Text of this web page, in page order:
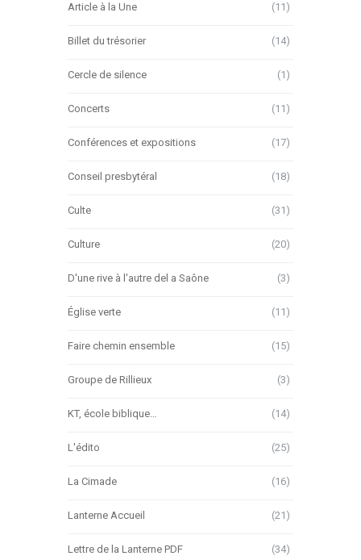
Article à la Une (11)
Billet du trésorier (14)
Cercle de silence (1)
Concerts (11)
Conférences et expositions (17)
Conseil presbytéral (18)
Culte (31)
Culture (20)
D'une rive à l'autre del a Saône (3)
Église verte (11)
Faire chemin ensemble (15)
Groupe de Rillieux (3)
KT, école biblique… (14)
L'édito (25)
La Cimade (16)
Lanterne Accueil (21)
Lettre de la Lanterne PDF (34)